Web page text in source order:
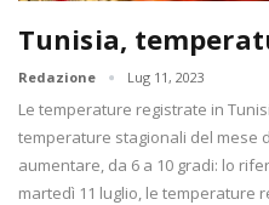
Tunisia,
Redazione Lug 11, 2023
Le temperature registrate in
temperature stagionali del mese
aumentare, da 6 a 10 gradi: lo
martedì 11 luglio, le temperature